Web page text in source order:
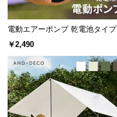
梱
設
置
サ
ー
ビ
ス
に
電動エアーポンプ 乾電池タイプ
￥2,490